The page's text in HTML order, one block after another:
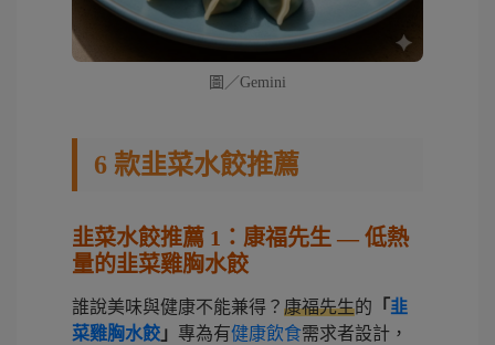
圖／Gemini
6 款韭菜水餃推薦
韭菜水餃推薦 1：康福先生 — 低熱
量的韭菜雞胸水餃
誰說美味與健康不能兼得？ 康福先生的 「 韭
菜雞胸水餃 」 專為有健康飲食需求者設計，